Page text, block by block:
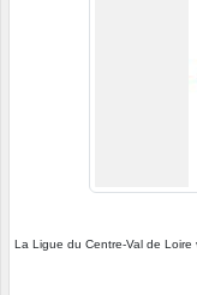
La Ligue du Centre-Val de Loire